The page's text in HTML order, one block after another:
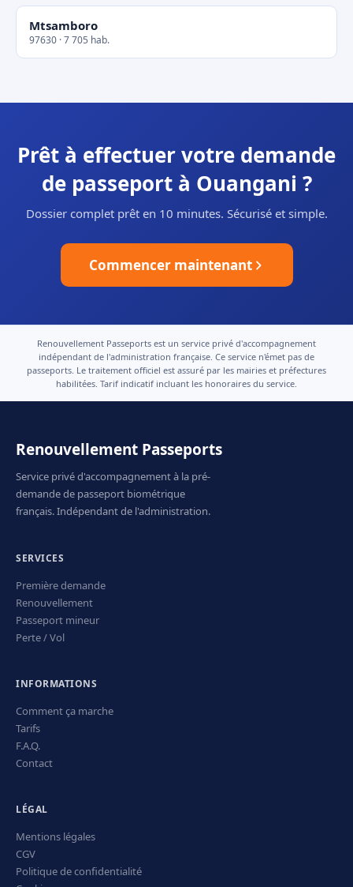
Mtsamboro
97630 · 7 705 hab.
Prêt à effectuer votre demande
de passeport à Ouangani ?
Dossier complet prêt en 10 minutes. Sécurisé et simple.
Commencer maintenant
Renouvellement Passeports est un service privé d'accompagnement
indépendant de l'administration française. Ce service n'émet pas de
passeports. Le traitement officiel est assuré par les mairies et préfectures
habilitées. Tarif indicatif incluant les honoraires du service.
Renouvellement Passeports
Service privé d'accompagnement à la pré-
demande de passeport biométrique
français. Indépendant de l'administration.
SERVICES
Première demande
Renouvellement
Passeport mineur
Perte / Vol
INFORMATIONS
Comment ça marche
Tarifs
F.A.Q.
Contact
LÉGAL
Mentions légales
CGV
Politique de confidentialité